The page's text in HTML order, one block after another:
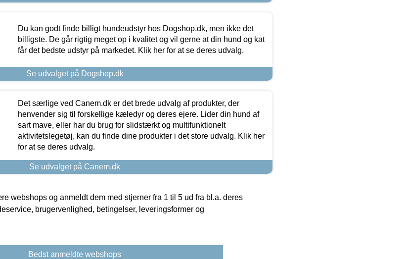
Du kan godt finde billigt hundeudstyr hos Dogshop.dk, men ikke det
billigste. De går rigtig meget op i kvalitet og vil gerne at din hund og kat
får det bedste udstyr på markedet. Klik her for at se deres udvalg.
Se udvalget på Dogshop.dk
Det særlige ved Canem.dk er det brede udvalg af produkter, der
henvender sig til forskellige kæledyr og deres ejere. Lider din hund af
sart mave, eller har du brug for slidstærkt og multifunktionelt
aktivitetslegetøj, kan du finde dine produkter i det store udvalg. Klik her
for at se deres udvalg.
Se udvalget på Canem.dk
webshops og anmeldt dem med stjerner fra 1 til 5 ud fra bl.a. deres
brugervenlighed, betingelser, leveringsformer og
Bedst anmeldte webshops